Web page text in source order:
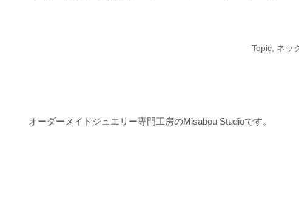
Topic ネッ
オーダーメイドジュエリー専門工房のMisabou Studioです。